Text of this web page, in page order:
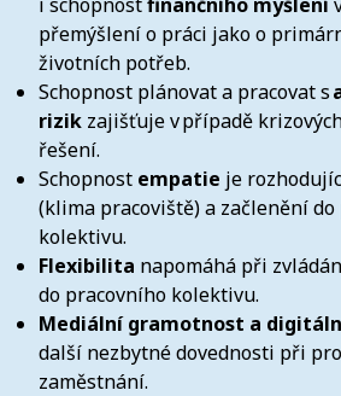
přemýšlení o práci jako o
životních potřeb.
Schopnost plánovat a pracovat s
rizik zajišťuje v případě
řešení.
Schopnost empatie je
(klima pracoviště) a začlenění
kolektivu.
Flexibilita napomáhá při
do pracovního kolektivu.
Mediální gramotnost a
další nezbytné dovednosti při
zaměstnání.